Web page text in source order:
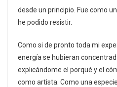
desde un principio. Fue como
he podido resistir.
Como si de pronto toda mi
energía se hubieran
explicándome el porqué y el
como artista. Como una